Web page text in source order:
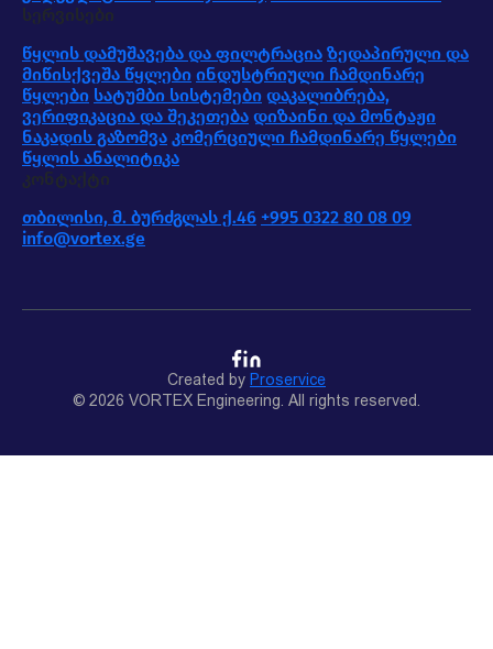
სერვისები
წყლის დამუშავება და ფილტრაცია ზედაპირული და
მიწისქვეშა წყლები ინდუსტრიული ჩამდინარე
წყლები სატუმბი სისტემები დაკალიბრება,
ვერიფიკაცია და შეკეთება დიზაინი და მონტაჟი
ნაკადის გაზომვა კომერციული ჩამდინარე წყლები
წყლის ანალიტიკა
კონტაქტი
თბილისი, მ. ბურძგლას ქ.46 +995 0322 80 08 09
info@vortex.ge
Created by Proservice
© 2026 VORTEX Engineering. All rights reserved.